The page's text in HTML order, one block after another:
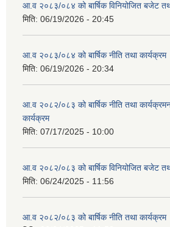
आ.व २०८३/०८४ को बार्षिक विनियोजित बजेट
मिति: 06/19/2026 - 20:45
आ.व २०८३/०८४ को बार्षिक नीति तथा कार्यक्रम
मिति: 06/19/2026 - 20:34
आ.व २०८२/०८३ को बार्षिक नीति तथा
कार्यक्रम
मिति: 07/17/2025 - 10:00
आ.व २०८२/०८३ को बार्षिक विनियोजित बजेट
मिति: 06/24/2025 - 11:56
आ.व २०८२/०८३ को बार्षिक नीति तथा कार्यक्रम